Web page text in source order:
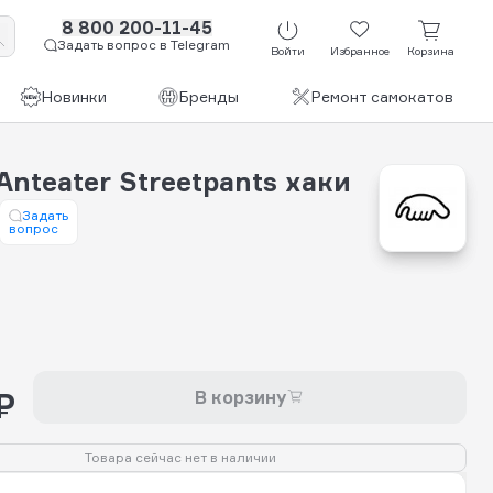
8 800 200-11-45
Задать вопрос в Telegram Войти Избранное Корзина
Новинки Бренды Ремонт самокатов
Streetpants хаки
Задать
вопрос
В корзину
Товара сейчас нет в наличии